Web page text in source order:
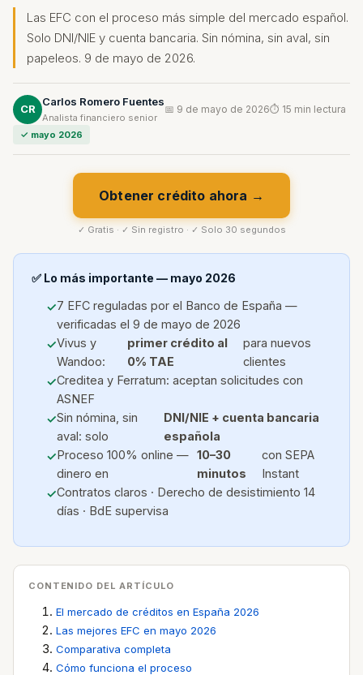
Las EFC con el proceso más simple del mercado español.
Solo DNI/NIE y cuenta bancaria. Sin nómina, sin aval, sin
papeleos. 9 de mayo de 2026.
CR
Carlos Romero Fuentes
Analista financiero senior
📅 9 de mayo de 2026⏱ 15 min lectura
✓ mayo 2026
Obtener crédito ahora →
✓ Gratis · ✓ Sin registro · ✓ Solo 30 segundos
✅ Lo más importante — mayo 2026
7 EFC reguladas por el Banco de España —
verificadas el 9 de mayo de 2026
Vivus y
Wandoo:
primer crédito al
0% TAE
para nuevos
clientes
Creditea y Ferratum: aceptan solicitudes con
ASNEF
Sin nómina, sin
aval: solo
DNI/NIE + cuenta bancaria
española
Proceso 100% online —
dinero en
10–30
minutos
con SEPA
Instant
Contratos claros · Derecho de desistimiento 14
días · BdE supervisa
CONTENIDO DEL ARTÍCULO
El mercado de créditos en España 2026
Las mejores EFC en mayo 2026
Comparativa completa
Cómo funciona el proceso